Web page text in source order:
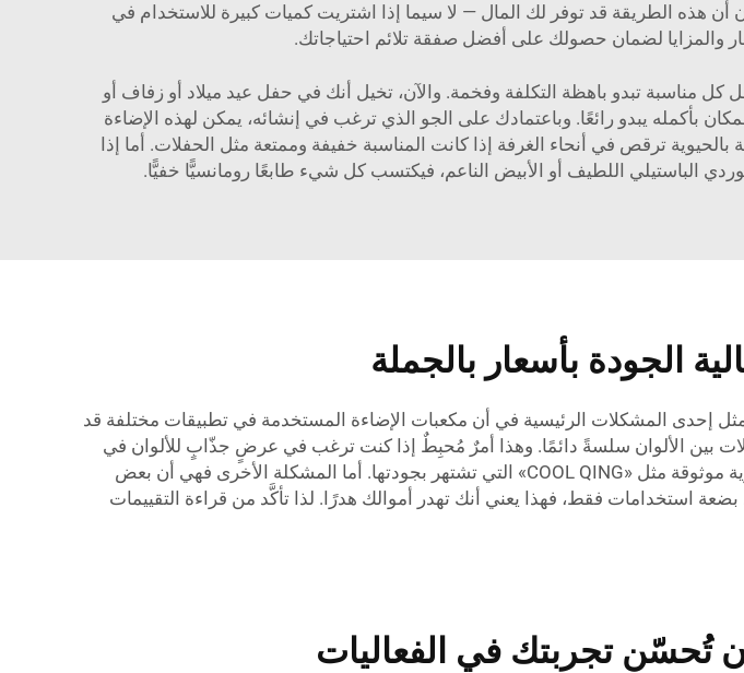
هذه الطريقة قد توفر لك المال — لا سيما إذا اشتريت كميات كبيرة للاستخدام في
والمزايا لضمان حصولك على أفضل صفقة تلائم احتياجاتك.
كل مناسبة تبدو باهظة التكلفة وفخمة. والآن، تخيل أنك في حفل عيد ميلاد أو زفاف أو
بأكمله يبدو رائعًا. وباعتمادك على الجو الذي ترغب في إنشائه، يمكن لهذه الإضاءة
ترقص في أنحاء الغرفة إذا كانت المناسبة خفيفة وممتعة مثل الحفلات. أما إذا
الباستيلي اللطيف أو الأبيض الناعم، فيكتسب كل شيء طابعًا رومانسيًّا خفيًّا.
الجودة بأسعار بالجملة
إحدى المشكلات الرئيسية في أن مكعبات الإضاءة المستخدمة في تطبيقات مختلفة قد
بين الألوان سلسةً دائمًا. وهذا أمرٌ مُحبِطٌ إذا كنت ترغب في عرضٍ جذّابٍ للألوان في
حفلتك. ولذلك يجب على المشترين أن يكونوا حذرين وأن يحرصوا على اختيار علامة تجارية موثوقة مثل «COOL QING» التي تشتهر بجودتها. أما المشكلة الأخرى فهي أن بعض
استخدامات فقط، فهذا يعني أنك تهدر أموالك هدرًا. لذا تأكَّد من قراءة التقييمات
تُحسّن تجربتك في الفعاليات